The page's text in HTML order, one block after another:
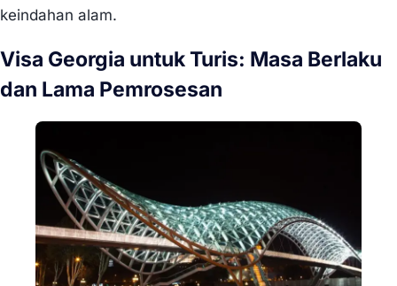
keindahan alam.
Visa Georgia untuk Turis: Masa Berlaku
dan Lama Pemrosesan